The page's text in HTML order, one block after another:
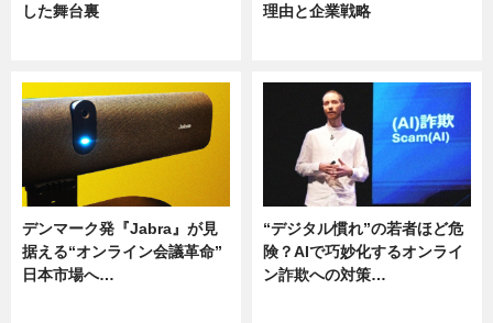
した舞台裏
理由と企業戦略
デンマーク発『Jabra』が見
据える“オンライン会議革命”
日本市場へ…
“デジタル慣れ”の若者ほど危
険？AIで巧妙化するオンライ
ン詐欺への対策…